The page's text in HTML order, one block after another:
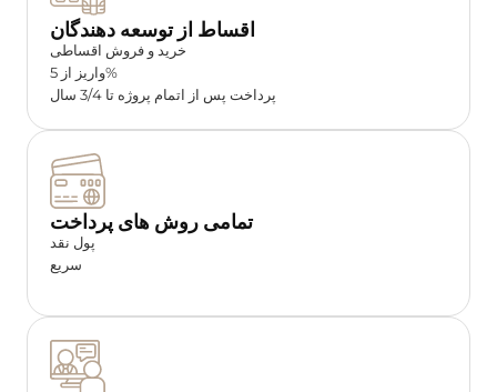
اقساط از توسعه دهندگان
خرید و فروش اقساطی
واریز از 5%
پرداخت پس از اتمام پروژه تا 3/4 سال
تمامی روش های پرداخت
پول نقد
سریع